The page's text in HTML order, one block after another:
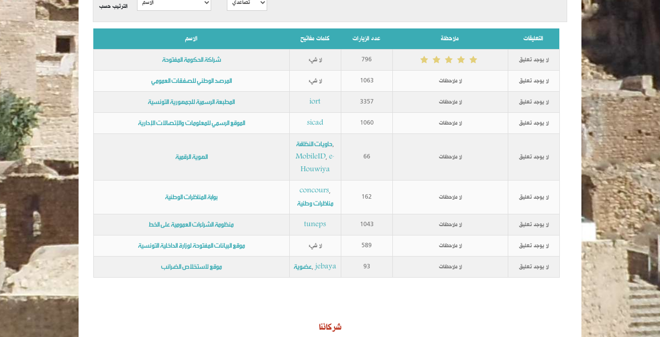
الترتيب حسب
الاسم كلمات مفاتيح عدد الزيارات ملاحظة التعليقات
شراكة الحكومة المفتوحة لا شيء 796 لا يوجد تعليق
المرصد الوطني للصفقات العمومي لا شيء 1063 لا ملاحظات لا يوجد تعليق
المطبعة الرسمية للجمهورية التونسية iort 3357 لا ملاحظات لا يوجد تعليق
الموقع الرسمي للمعلومات والإتصالات الإدارية sicad 1060 لا ملاحظات لا يوجد تعليق
الهوية الرقمية
حاويات النظافة,
MobileID,e-
Houwiya
66 لا ملاحظات لا يوجد تعليق
بوابة المناظرات الوطنية
concours,
مناظرات وطنية 162 لا ملاحظات لا يوجد تعليق
منظومة الشراءات العمومية على الخط tuneps 1043 لا ملاحظات لا يوجد تعليق
موقع البيانات المفتوحة لوزارة الداخلية التونسية لا شيء 589 لا ملاحظات لا يوجد تعليق
موقع لاستخلاص الضرائب عضوية,jebaya 93 لا ملاحظات لا يوجد تعليق
شركائنا